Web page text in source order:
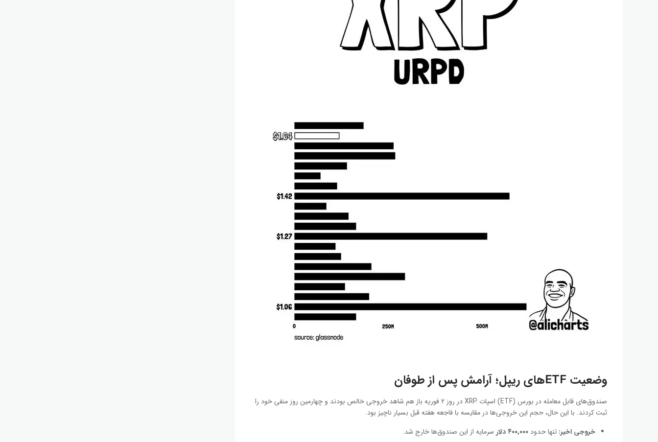
وضعیت ETFهای ریپل؛ آرامش پس از طوفان
صندوق‌های قابل معامله در بورس (ETF) اسپات XRP در روز ۲ فوریه باز هم شاهد خروجی خالص بودند و چهارمین روز منفی خود را
ثبت کردند. با این حال، حجم این خروجی‌ها در مقایسه با فاجعه هفته قبل بسیار ناچیز بود.
خروجی اخیر: تنها حدود ۴۰۰,۰۰۰دلار سرمایه از این صندوق‌ها خارج شد.